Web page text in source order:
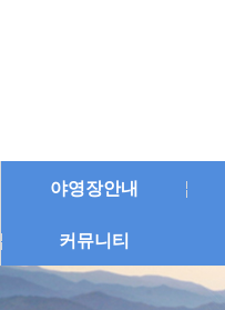
야영장안내
커뮤니티